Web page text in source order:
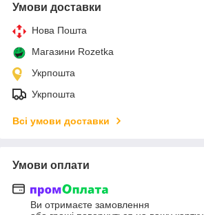
Умови доставки
Нова Пошта
Магазини Rozetka
Укрпошта
Укрпошта
Всі умови доставки
Умови оплати
Ви отримаєте замовлення